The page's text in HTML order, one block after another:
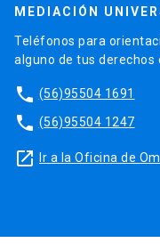
MEDIACIÓN
Teléfonos para
alguno de tus derechos
phone (56)95504 1691
phone (56)95504 1247
launch Ir a la Oficina de